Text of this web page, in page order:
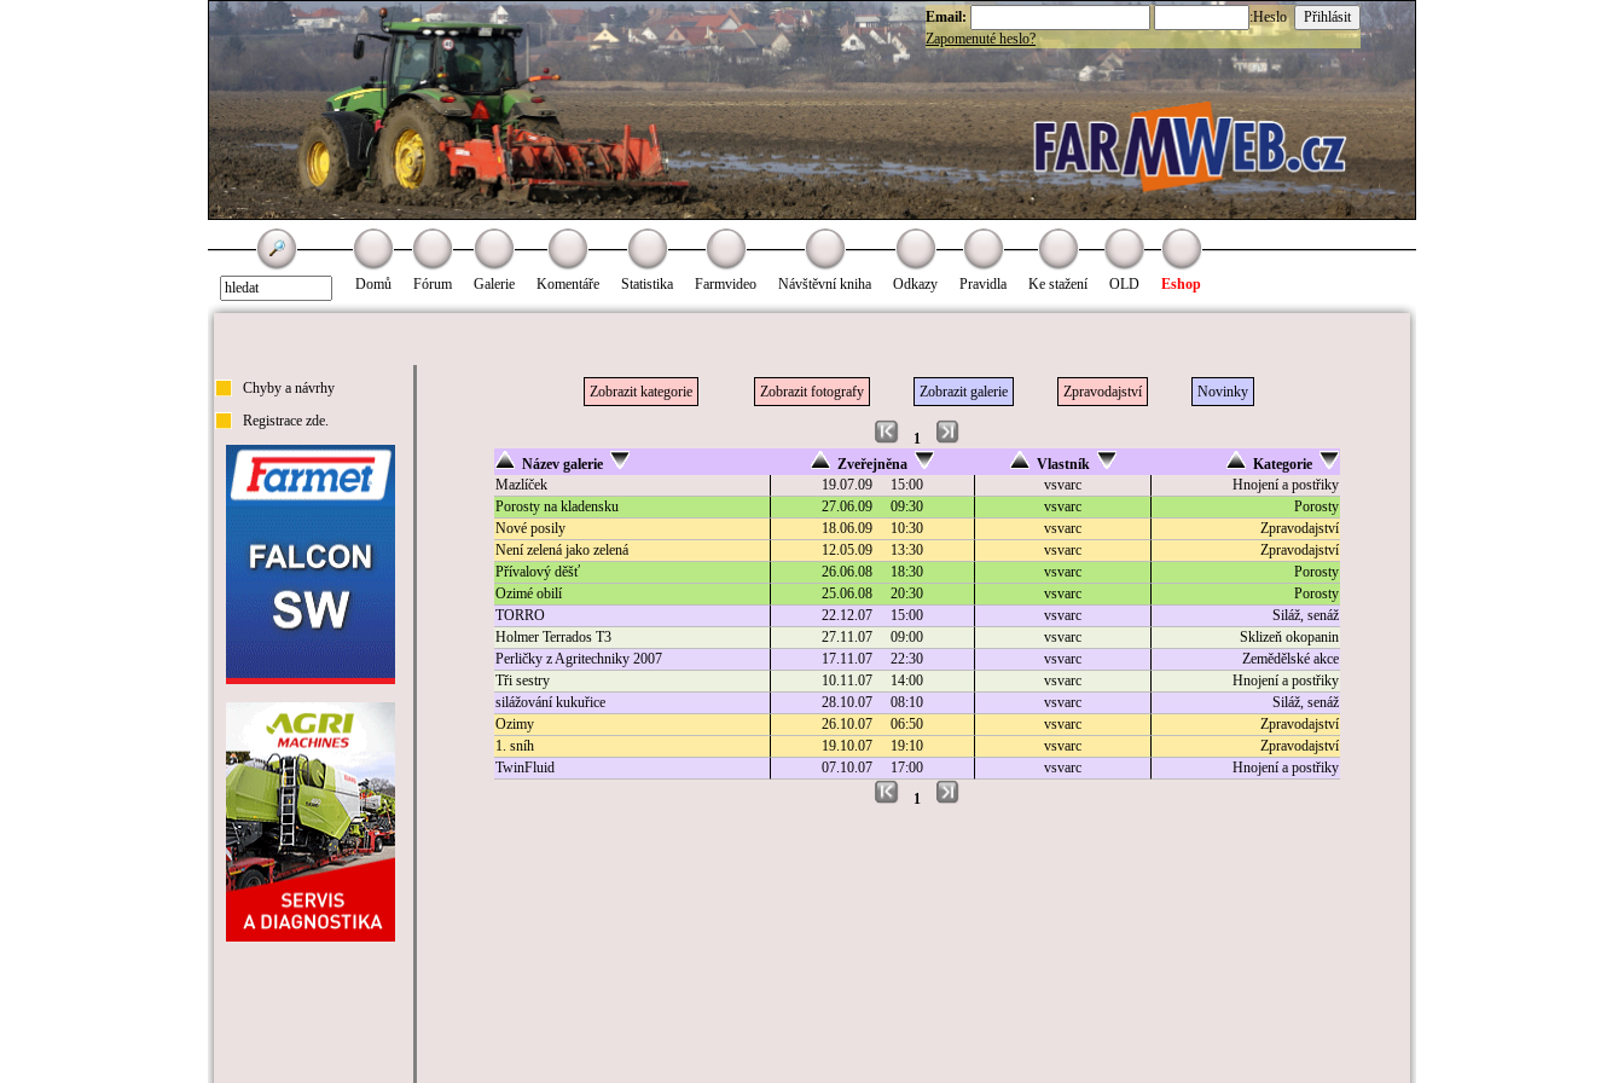
Email:
:Heslo
Zapomenuté heslo?
Domů Fórum Galerie Komentáře Statistika Farmvideo Návštěvní kniha Odkazy Pravidla Ke stažení OLD Eshop
Chyby a návrhy
Registrace zde.
Zobrazit kategorie Zobrazit fotografy Zobrazit galerie Zpravodajství Novinky
1
Název galerie
Zveřejněna Vlastník
Kategorie
Mazlíček
19.07.09 15:00 vsvarc
Hnojení a postřiky
Porosty na kladensku
27.06.09 09:30 vsvarc
Porosty
Nové posily
18.06.09 10:30 vsvarc
Zpravodajství
Není zelená jako zelená
12.05.09 13:30 vsvarc
Zpravodajství
Přívalový děšť
26.06.08 18:30 vsvarc
Porosty
Ozimé obilí
25.06.08 20:30 vsvarc
Porosty
TORRO
22.12.07 15:00 vsvarc
Siláž, senáž
Holmer Terrados T3
27.11.07 09:00 vsvarc
Sklizeň okopanin
Perličky z Agritechniky 2007
17.11.07 22:30 vsvarc
Zemědělské akce
Tři sestry
10.11.07 14:00 vsvarc
Hnojení a postřiky
silážování kukuřice
28.10.07 08:10 vsvarc
Siláž, senáž
Ozimy
26.10.07 06:50 vsvarc
Zpravodajství
1. sníh
19.10.07 19:10 vsvarc
Zpravodajství
TwinFluid
07.10.07 17:00 vsvarc
Hnojení a postřiky
1